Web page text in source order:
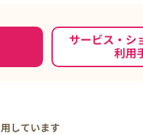
サービス・シ
利用
しています